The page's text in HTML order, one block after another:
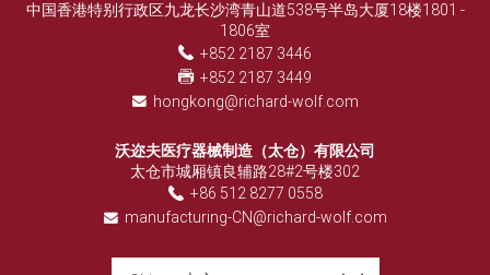
中国香港特别行政区九龙长沙湾青山道538号半岛大厦18楼1801 -
1806室
+852 2187 3446
+852 2187 3449
hongkong@richard-wolf.com
沃迩夫医疗器械制造（太仓）有限公司
太仓市城厢镇良辅路28#2号楼302
+86 512 8277 0558
manufacturing-CN@richard-wolf.com